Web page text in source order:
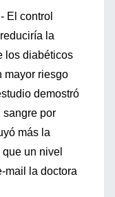
El control
la
los diabéticos
mayor riesgo
demostró
sangre por
más la
un nivel
mail la doctora